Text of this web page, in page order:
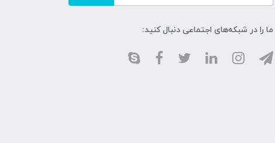
ما را در شبکه‌های اجتماعی دنبال کنید: